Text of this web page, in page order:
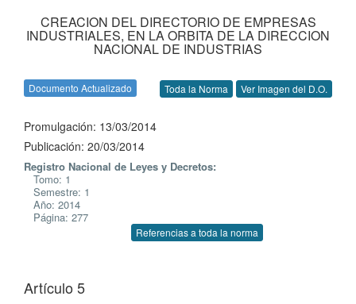
CREACION DEL DIRECTORIO DE EMPRESAS
INDUSTRIALES, EN LA ORBITA DE LA DIRECCION
NACIONAL DE INDUSTRIAS
Documento Actualizado Toda la Norma Ver Imagen del D.O.
Promulgación: 13/03/2014
Publicación: 20/03/2014
Registro Nacional de Leyes y Decretos:
Tomo: 1
Semestre: 1
Año: 2014
Página: 277
Referencias a toda la norma
Artículo 5